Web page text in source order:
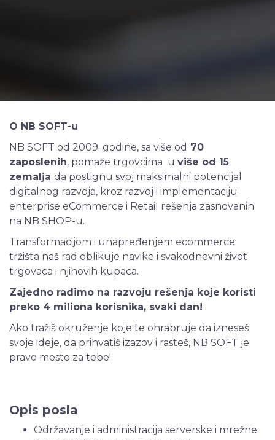
O NB SOFT-u
NB SOFT od 2009. godine, sa više od 70
zaposlenih, pomaže trgovcima u više od 15
zemalja da postignu svoj maksimalni potencijal
digitalnog razvoja, kroz razvoj i implementaciju
enterprise eCommerce i Retail rešenja zasnovanih
na NB SHOP-u.
Transformacijom i unapređenjem ecommerce
tržišta naš rad oblikuje navike i svakodnevni život
trgovaca i njihovih kupaca.
Zajedno radimo na razvoju rešenja koje koristi
preko 4 miliona korisnika, svaki dan!
Ako tražiš okruženje koje te ohrabruje da izneseš
svoje ideje, da prihvatiš izazov i rasteš, NB SOFT je
pravo mesto za tebe!
Opis posla
Održavanje i administracija serverske i mrežne